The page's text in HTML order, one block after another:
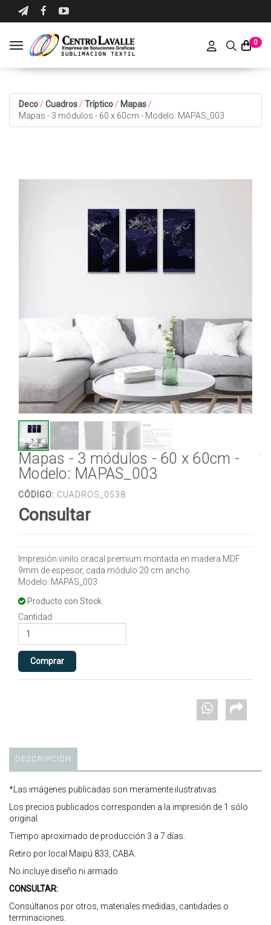
0
Toggle navigation
Deco / Cuadros / Tríptico / Mapas /
Mapas - 3 módulos - 60 x 60cm - Modelo: MAPAS_003
Mapas - 3 módulos - 60 x 60cm -
Modelo: MAPAS_003
CÓDIGO: CUADROS_0538
Consultar
Impresión vinilo oracal premium montada en madera MDF
9mm de espesor, cada módulo 20 cm ancho.
Modelo: MAPAS_003
Producto con Stock
Cantidad
DESCRIPCIÓN
*Las imágenes publicadas son meramente ilustrativas.
Los precios publicados corresponden a la impresión de 1 sólo
original.
Tiempo aproximado de producción 3 a 7 días.
Retiro por local Maipú 833, CABA.
No incluye diseño ni armado
CONSULTAR:
Consúltanos por otros, materiales medidas, cantidades o
terminaciones.